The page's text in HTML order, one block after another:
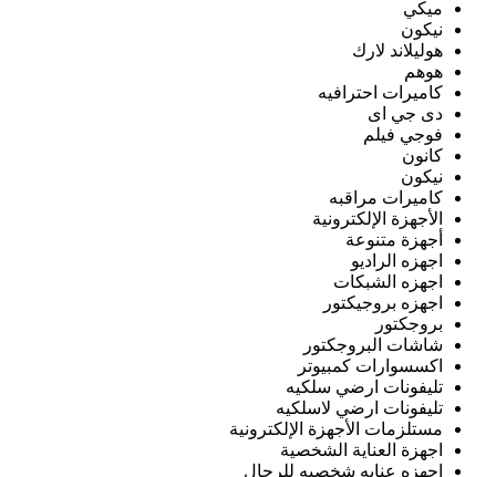
ميكي
نيكون
هوليلاند لارك
هوهم
كاميرات احترافيه
دى جي اى
فوجي فيلم
كانون
نيكون
كاميرات مراقبه
الأجهزة الإلكترونية
أجهزة متنوعة
اجهزه الراديو
اجهزه الشبكات
اجهزه بروجيكتور
بروجكتور
شاشات البروجكتور
اكسسوارات كمبيوتر
تليفونات ارضي سلكيه
تليفونات ارضي لاسلكيه
مستلزمات الأجهزة الإلكترونية
اجهزة العناية الشخصية
اجهزه عنايه شخصيه للرجال